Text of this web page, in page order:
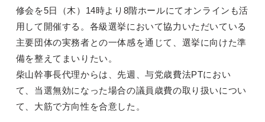
修会を5日（木）14時より8階ホールにてオンラインも活
用して開催する。各級選挙において協力いただいている
主要団体の実務者との一体感を通じて、選挙に向けた準
備を整えてまいりたい。
柴山幹事長代理からは、先週、与党歳費法PTにおい
て、当選無効になった場合の議員歳費の取り扱いについ
て、大筋で方向性を合意した。